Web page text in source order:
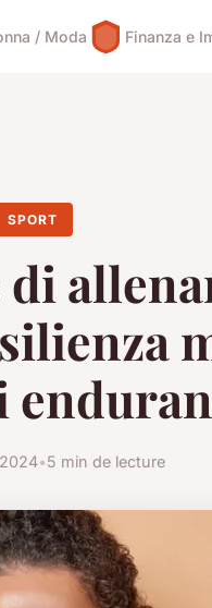
/ Moda Finanza e
SPORT
•5 min de lecture